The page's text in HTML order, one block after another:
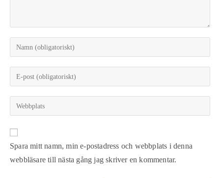
Spara mitt namn, min e-postadress och webbplats i denna
webbläsare till nästa gång jag skriver en kommentar.